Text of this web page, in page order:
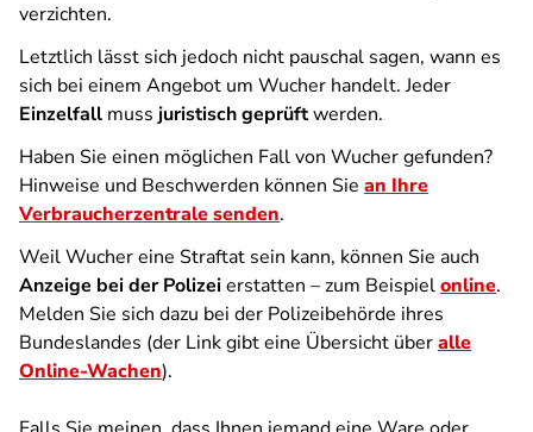
verzichten.
Letztlich lässt sich jedoch nicht pauschal sagen, wann es
sich bei einem Angebot um Wucher handelt. Jeder
Einzelfall muss juristisch geprüftwerden.
Haben Sie einen möglichen Fall von Wucher gefunden?
Hinweise und Beschwerden können Sie an Ihre
Verbraucherzentrale senden.
Weil Wucher eine Straftat sein kann, können Sie auch
Anzeige bei der Polizeierstatten – zum Beispielonline.
Melden Sie sich dazu bei der Polizeibehörde ihres
Bundeslandes (der Link gibt eine Übersicht überalle
Online-Wachen).